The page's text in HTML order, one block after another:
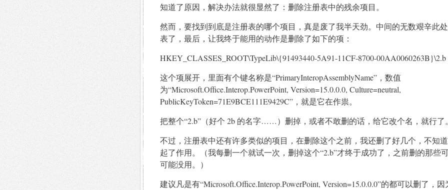
知道了原因，解决办法就很显然了：删除注册表中的残余项目。
然而，要找到到底是注册表的哪个项目，真是废了我半天劲。中间的无数艰辛此
表了，最后，让我终于能用的动作是删除了如下的项：
HKEY_CLASSES_ROOT\TypeLib\{91493440-5A91-11CF-8700-00AA0060263B}\2.b
这个项展开，里面有个键名称是“PrimaryInteropAssemblyName”，数值
为“Microsoft.Office.Interop.PowerPoint, Version=15.0.0.0, Culture=neutral,
PublicKeyToken=71E9BCE111E9429C”，就是它在作祟。
把整个“2.b”（好个 2b 的名字……）删掉，或者不敢删的话，给它改个名，就行了
不过，注册表中还有许多类似的项目，在删除这个之前，我还删了好几个，不知
起了作用。（我每删一个就试一次，删掉这个“2.b”才终于成功了，之前删的那些
可能没用。）
建议凡是有“Microsoft.Office.Interop.PowerPoint, Version=15.0.0.0”的都可以删了，因